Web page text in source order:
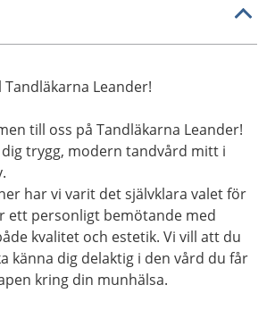
Leander!
till oss på Tandläkarna Leander!
trygg, modern tandvård mitt i
har vi varit det självklara valet för
ett personligt bemötande med
kvalitet och estetik. Vi vill att du
känna dig delaktig i den vård du får
kring din munhälsa.